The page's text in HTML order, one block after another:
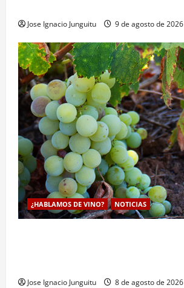
Jose Ignacio Junguitu 9 de agosto de 2026
¿HABLAMOS DE VINO? NOTICIAS
Jose Ignacio Junguitu 8 de agosto de 2026